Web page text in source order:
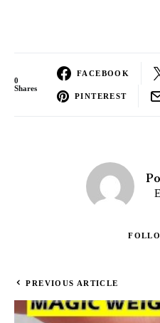
0
Shares
FACEBOOK
PINTEREST
PREVIOUS ARTICLE